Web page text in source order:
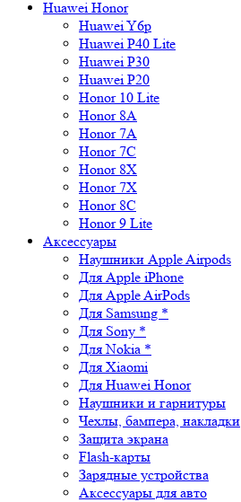
Huawei Honor
Huawei Y6p
Huawei P40 Lite
Huawei P30
Huawei P20
Honor 10 Lite
Honor 8A
Honor 7A
Honor 7C
Honor 8X
Honor 7X
Honor 8C
Honor 9 Lite
Аксессуары
Наушники Apple Airpods
Для Apple iPhone
Для Apple AirPods
Для Samsung *
Для Sony *
Для Nokia *
Для Xiaomi
Для Huawei Honor
Наушники и гарнитуры
Чехлы, бампера, накладки
Защита экрана
Flash-карты
Зарядные устройства
Аксессуары для авто